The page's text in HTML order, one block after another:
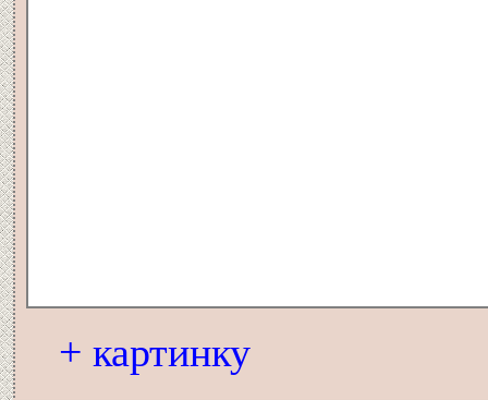
+ картинку